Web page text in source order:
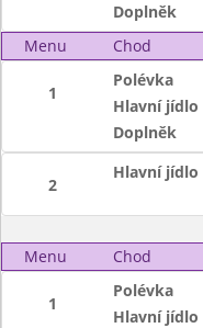
Doplněk
Menu
Chod
1
Polévka
Hlavní jídlo
Doplněk
2
Hlavní jídlo
Menu Chod
1
Polévka
Hlavní jídlo